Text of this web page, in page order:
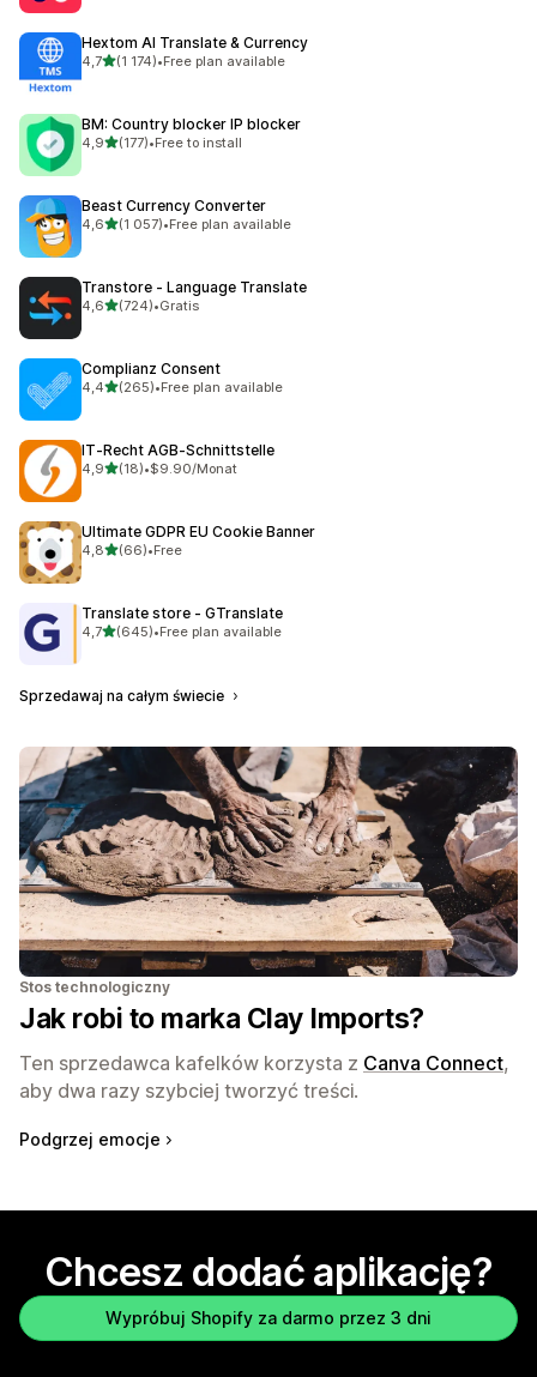
Hextom AI Translate & Currency
4,7na 5 gwiazdek
(1 174)
Łączna liczba recenzji: 1174
•Free plan available
BM: Country blocker IP blocker
4,9na 5 gwiazdek
(177)
Łączna liczba recenzji: 177
•Free to install
Beast Currency Converter
4,6na 5 gwiazdek
(1 057)
Łączna liczba recenzji: 1057
•Free plan available
Transtore ‑ Language Translate
4,6na 5 gwiazdek
(724)
Łączna liczba recenzji: 724
•Gratis
Complianz Consent
4,4na 5 gwiazdek
(265)
Łączna liczba recenzji: 265
•Free plan available
IT‑Recht AGB‑Schnittstelle
4,9na 5 gwiazdek
(18)
Łączna liczba recenzji: 18
•$9.90/Monat
Ultimate GDPR EU Cookie Banner
4,8na 5 gwiazdek
(66)
Łączna liczba recenzji: 66
•Free
Translate store ‑ GTranslate
4,7na 5 gwiazdek
(645)
Łączna liczba recenzji: 645
•Free plan available
Sprzedawaj na całym świecie
Stos technologiczny
Jak robi to marka Clay Imports?
Ten sprzedawca kafelków korzysta z Canva Connect,
aby dwa razy szybciej tworzyć treści.
Podgrzej emocje
Chcesz dodać aplikację?
Wypróbuj Shopify za darmo przez 3 dni